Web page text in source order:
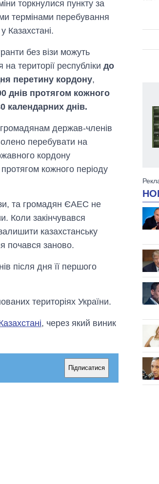
торкнулися пункту за
термінами перебування
у Казахстані.
без візи можуть
на території республікидо
перетину кордону,
днів протягом кожного
календарних днів.
держав-членів
перебувати на
кордону
кожного періоду
та громадян ЄАЕС не
Коли закінчувався
казахстанську
почався заново.
після дня її першого
територіях України.
, через який виник
Підписатися
Економіка ШІ-
коштують і
OpenAI та
Anthropic